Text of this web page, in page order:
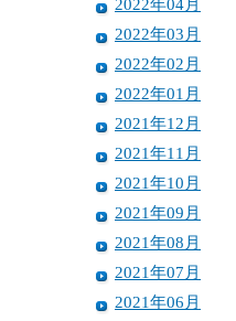
2022年04月
2022年03月
2022年02月
2022年01月
2021年12月
2021年11月
2021年10月
2021年09月
2021年08月
2021年07月
2021年06月